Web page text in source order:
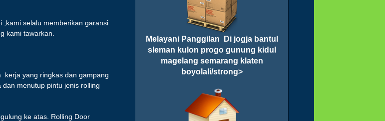
selalu memberikan garansi
kami tawarkan.
yang ringkas dan gampang
menutup pintu jenis rolling
ke atas. Rolling Door
Melayani Panggilan Di jogja bantul
sleman kulon progo gunung kidul
magelang semarang klaten
boyolali/strong>